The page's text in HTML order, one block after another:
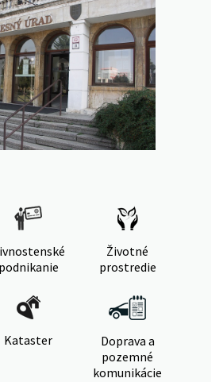
podnikanie
Životné
prostredie
Kataster
Doprava a
pozemné
komunikácie